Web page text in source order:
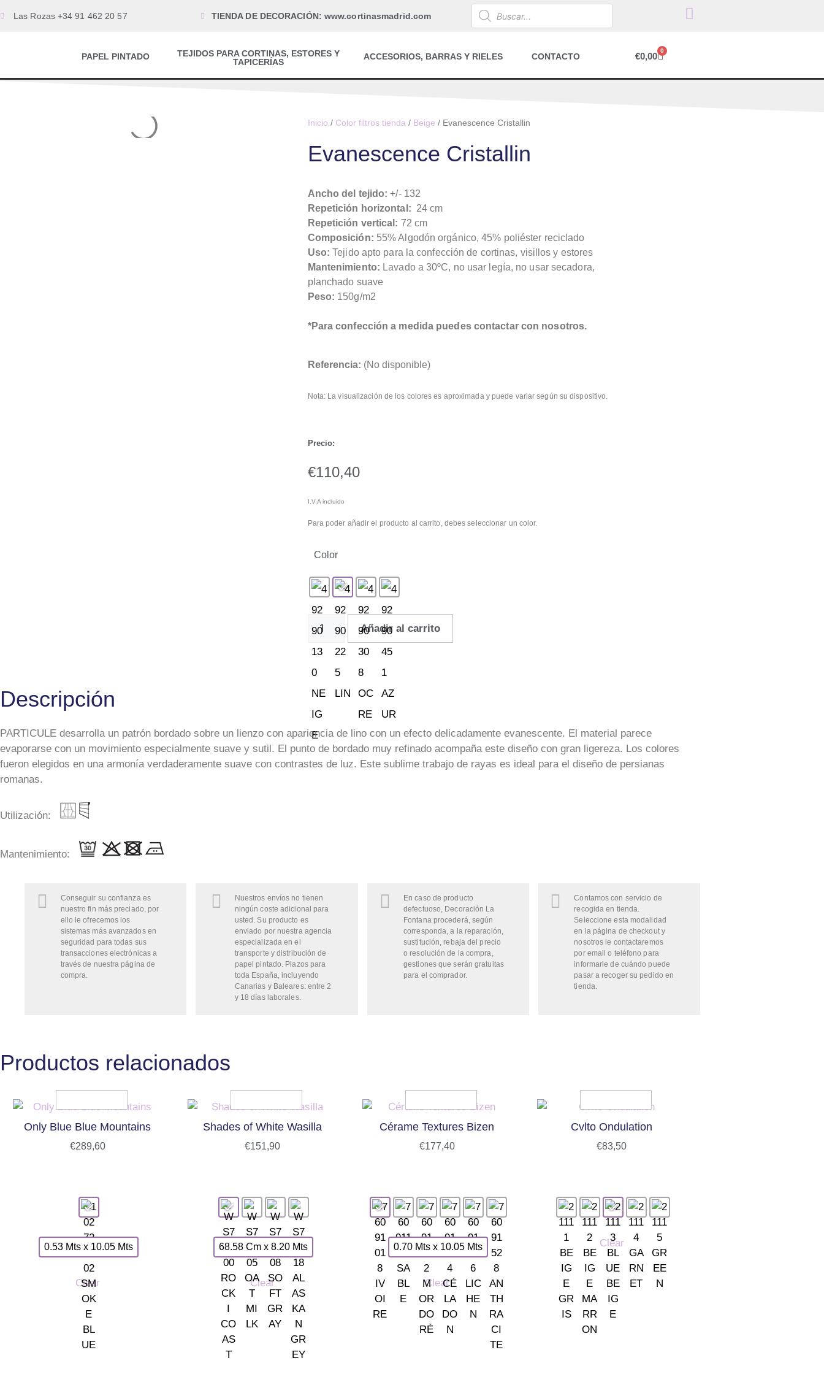
Las Rozas +34 91 462 20 57 TIENDA DE DECORACIÓN: www.cortinasmadrid.com
PAPEL PINTADO
TEJIDOS PARA CORTINAS, ESTORES Y
TAPICERÍAS
ACCESORIOS, BARRAS Y RIELES CONTACTO €0,00 0
Inicio / Color filtros tienda / Beige / Evanescence Cristallin
Evanescence Cristallin
Ancho del tejido: +/- 132
Repetición horizontal: 24 cm
Repetición vertical: 72 cm
Composición: 55% Algodón orgánico, 45% poliéster reciclado
Uso: Tejido apto para la confección de cortinas, visillos y estores
Mantenimiento: Lavado a 30ºC, no usar legía, no usar secadora,
planchado suave
Peso: 150g/m2
*Para confección a medida puedes contactar con nosotros.
Referencia: (No disponible)
Nota: La visualización de los colores es aproximada y puede variar según su dispositivo.
Precio:
€110,40
I.V.A incluido
Para poder añadir el producto al carrito, debes seleccionar un color.
Color
Añadir al carrito
Descripción
PARTICULE desarrolla un patrón bordado sobre un lienzo con apariencia de lino con un efecto delicadamente evanescente. El material parece
evaporarse con un movimiento especialmente suave y sutil. El punto de bordado muy refinado acompaña este diseño con gran ligereza. Los colores
fueron elegidos en una armonía verdaderamente suave con contrastes de luz. Este sublime trabajo de rayas es ideal para el diseño de persianas
romanas.
Utilización:
Mantenimiento:
Conseguir su confianza es
nuestro fin más preciado, por
ello le ofrecemos los
sistemas más avanzados en
seguridad para todas sus
transacciones electrónicas a
través de nuestra página de
compra.
Nuestros envíos no tienen
ningún coste adicional para
usted. Su producto es
enviado por nuestra agencia
especializada en el
transporte y distribución de
papel pintado. Plazos para
toda España, incluyendo
Canarias y Baleares: entre 2
y 18 días laborales.
En caso de producto
defectuoso, Decoración La
Fontana procederá, según
corresponda, a la reparación,
sustitución, rebaja del precio
o resolución de la compra,
gestiones que serán gratuitas
para el comprador.
Contamos con servicio de
recogida en tienda.
Seleccione esta modalidad
en la página de checkout y
nosotros le contactaremos
por email o teléfono para
informarle de cuándo puede
pasar a recoger su pedido en
tienda.
Productos relacionados
Only Blue Blue Mountains
€289,60
0.53 Mts x 10.05 Mts
Clear
Shades of White Wasilla
€151,90
68.58 Cm x 8.20 Mts
Clear
Cérame Textures Bizen
€177,40
0.70 Mts x 10.05 Mts
Clear
Cvlto Ondulation
€83,50
Clear